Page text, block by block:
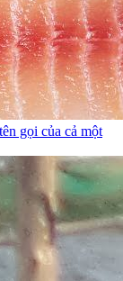
gọi của cả một